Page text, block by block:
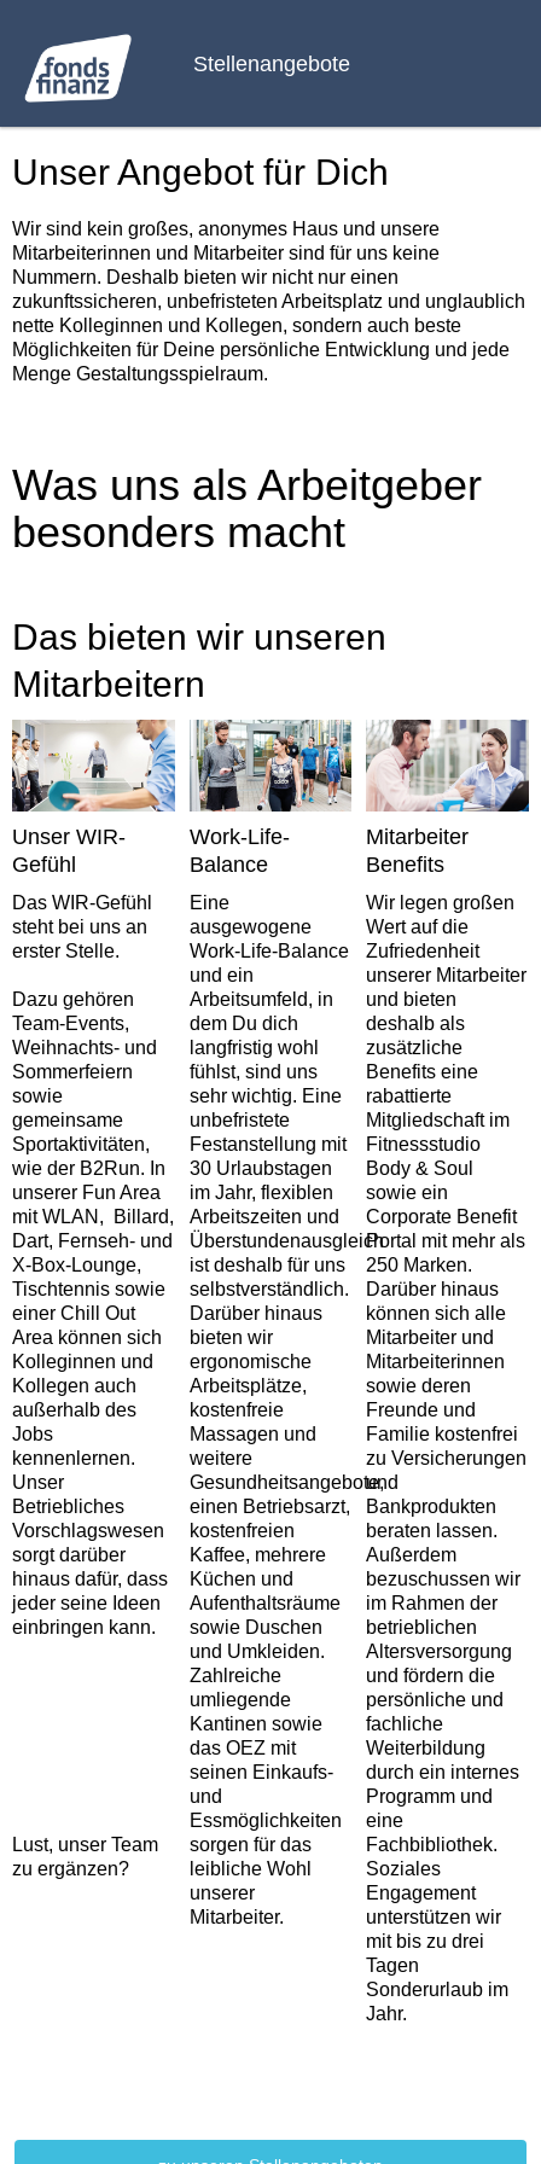
Stellenangebote
Unser Angebot für Dich
Wir sind kein großes, anonymes Haus und unsere
Mitarbeiterinnen und Mitarbeiter sind für uns keine
Nummern. Deshalb bieten wir nicht nur einen
zukunftssicheren, unbefristeten Arbeitsplatz und unglaublich
nette Kolleginnen und Kollegen, sondern auch beste
Möglichkeiten für Deine persönliche Entwicklung und jede
Menge Gestaltungsspielraum.
Was uns als Arbeitgeber
besonders macht
Das bieten wir unseren
Mitarbeitern
Unser WIR-
Gefühl
Das WIR-Gefühl
steht bei uns an
erster Stelle.
Dazu gehören
Team-Events,
Weihnachts- und
Sommerfeiern
sowie
gemeinsame
Sportaktivitäten,
wie der B2Run. In
unserer Fun Area
mit WLAN, Billard,
Dart, Fernseh- und
X-Box-Lounge,
Tischtennis sowie
einer Chill Out
Area können sich
Kolleginnen und
Kollegen auch
außerhalb des
Jobs
kennenlernen.
Unser
Betriebliches
Vorschlagswesen
sorgt darüber
hinaus dafür, dass
jeder seine Ideen
einbringen kann.
Lust, unser Team
zu ergänzen?
Work-Life-
Balance
Eine
ausgewogene
Work-Life-Balance
und ein
Arbeitsumfeld, in
dem Du dich
langfristig wohl
fühlst, sind uns
sehr wichtig. Eine
unbefristete
Festanstellung mit
30 Urlaubstagen
im Jahr, flexiblen
Arbeitszeiten und
Überstundenausgleich
ist deshalb für uns
selbstverständlich.
Darüber hinaus
bieten wir
ergonomische
Arbeitsplätze,
kostenfreie
Massagen und
weitere
Gesundheitsangebote,
einen Betriebsarzt,
kostenfreien
Kaffee, mehrere
Küchen und
Aufenthaltsräume
sowie Duschen
und Umkleiden.
Zahlreiche
umliegende
Kantinen sowie
das OEZ mit
seinen Einkaufs-
und
Essmöglichkeiten
sorgen für das
leibliche Wohl
unserer
Mitarbeiter.
Mitarbeiter
Benefits
Wir legen großen
Wert auf die
Zufriedenheit
unserer Mitarbeiter
und bieten
deshalb als
zusätzliche
Benefits eine
rabattierte
Mitgliedschaft im
Fitnessstudio
Body & Soul
sowie ein
Corporate Benefit
Portal mit mehr als
250 Marken.
Darüber hinaus
können sich alle
Mitarbeiter und
Mitarbeiterinnen
sowie deren
Freunde und
Familie kostenfrei
zu Versicherungen
und
Bankprodukten
beraten lassen.
Außerdem
bezuschussen wir
im Rahmen der
betrieblichen
Altersversorgung
und fördern die
persönliche und
fachliche
Weiterbildung
durch ein internes
Programm und
eine
Fachbibliothek.
Soziales
Engagement
unterstützen wir
mit bis zu drei
Tagen
Sonderurlaub im
Jahr.